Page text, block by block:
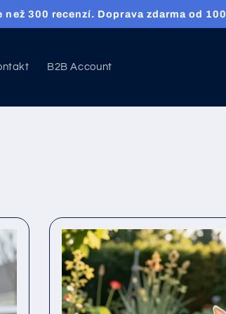
sítě na míru a s dopravou zdarma!
B2B Account